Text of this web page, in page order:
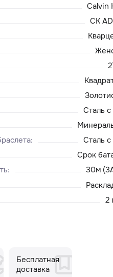
Calvin
CK
Сталь с
:
Сталь с
Срок
:
30м
2
Бесплатная
доставка
Главная
Доставка
Блог
Сервисный